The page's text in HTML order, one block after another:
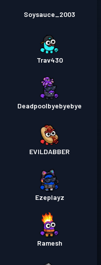
Soysauce_2003
Trav430
Deadpoolbyebyebye
EVILDABBER
Ezeplayz
Ramesh